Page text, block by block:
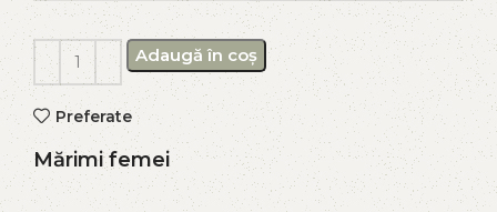
Adaugă în coș
Preferate
Mărimi femei